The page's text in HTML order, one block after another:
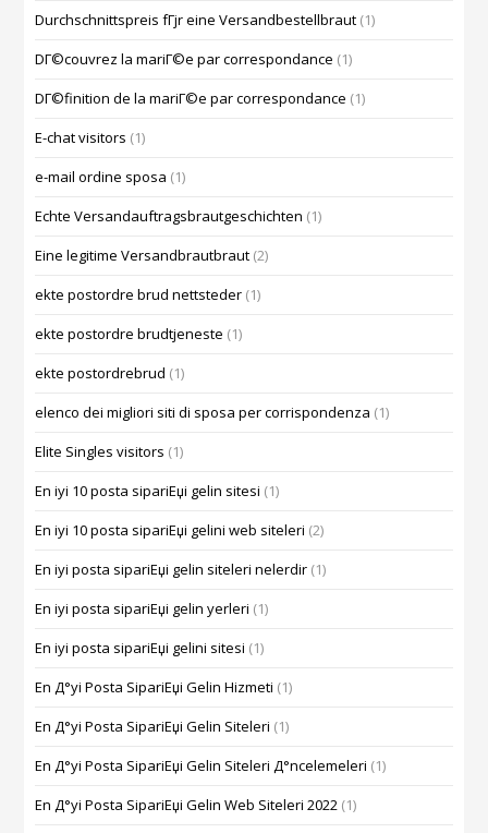
Durchschnittspreis fГјr eine Versandbestellbraut (1)
DГ©couvrez la mariГ©e par correspondance (1)
DГ©finition de la mariГ©e par correspondance (1)
E-chat visitors (1)
e-mail ordine sposa (1)
Echte Versandauftragsbrautgeschichten (1)
Eine legitime Versandbrautbraut (2)
ekte postordre brud nettsteder (1)
ekte postordre brudtjeneste (1)
ekte postordrebrud (1)
elenco dei migliori siti di sposa per corrispondenza (1)
Elite Singles visitors (1)
En iyi 10 posta sipariЕџi gelin sitesi (1)
En iyi 10 posta sipariЕџi gelini web siteleri (2)
En iyi posta sipariЕџi gelin siteleri nelerdir (1)
En iyi posta sipariЕџi gelin yerleri (1)
En iyi posta sipariЕџi gelini sitesi (1)
En Д°yi Posta SipariЕџi Gelin Hizmeti (1)
En Д°yi Posta SipariЕџi Gelin Siteleri (1)
En Д°yi Posta SipariЕџi Gelin Siteleri Д°ncelemeleri (1)
En Д°yi Posta SipariЕџi Gelin Web Siteleri 2022 (1)